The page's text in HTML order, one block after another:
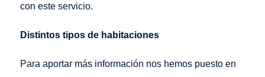
con este servicio.
Distintos tipos de habitaciones
Para aportar más información nos hemos puesto en